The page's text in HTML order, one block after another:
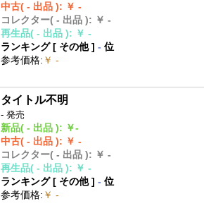
中古( - 出品 ): ￥ -
コレクター( - 出品 ): ￥ -
再生品( - 出品 ): ￥ -
ランキング [ その他]- 位
参考価格: ￥ -
タイトル不明
- 発売
新品( - 出品 ): ￥-
中古( - 出品 ): ￥ -
コレクター( - 出品 ): ￥ -
再生品( - 出品 ): ￥ -
ランキング [ その他]- 位
参考価格: ￥ -